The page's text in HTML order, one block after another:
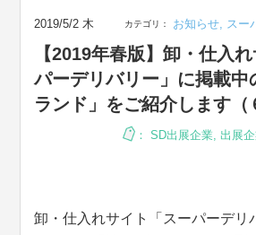
2019/5/2 木 カテゴリ： お知らせ, スー
【2019年春版】卸・仕入
パーデリバリー」に掲載中
ランド」をご紹介します（
： SD出展企業, 出展
卸・仕入れサイト「スーパーデリ